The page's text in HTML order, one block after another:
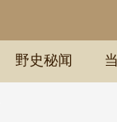
野史秘闻